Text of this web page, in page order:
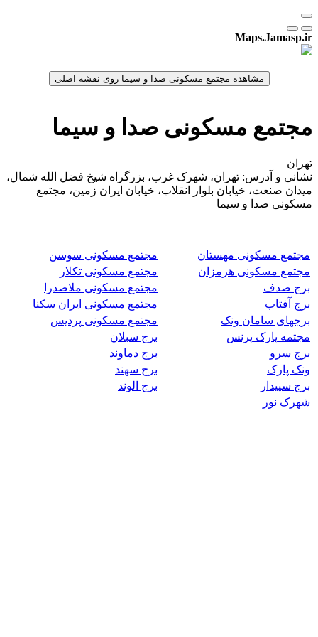
Maps.Jamasp.ir
مجتمع مسکونی صدا و سیما
تهران
نشانی و آدرس: تهران، شهرک غرب، بزرگراه شیخ فضل الله شمال،
میدان صنعت، خیابان بلوار انقلاب، خیابان ایران زمین، مجتمع
مسکونی صدا و سیما
مجتمع مسکونی مهستان
مجتمع مسکونی سوسن
مجتمع مسکونی هرمزان
مجتمع مسکونی تکلار
برج صدف
مجتمع مسکونی ملاصدرا
برج آفتاب
مجتمع مسکونی ایران سکنا
برجهای سامان ونک
مجتمع مسکونی پردیس
مجتمه پارک پرنس
برج سبلان
برج سرو
برج دماوند
ونک پارک
برج سهند
برج سپیدار
برج الوند
شهرک نور